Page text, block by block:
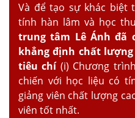
Và để tạo sự khác biệt
tính hàn lâm và học
trung tâm Lê Ánh đã
khẳng định chất
tiêu chí(i) Chương
chiến với học liệu có
giảng viên chất lượng
viên tốt nhất.